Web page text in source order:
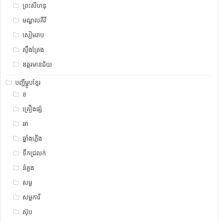
ព្រះសីហនុ
មណ្ឌលគីរី
សៀមរាប
ស្ទឹង​​ត្រែង
ឧត្ដរមានជ័យ
បញ្ជីម្ហូបខ្មែរ
ខ
គ្រឿងផ្សំ
ឆា
ឆ្នាំងភ្លើង
ទឹកជ្រលក់
នំគួង
សម្ល
សម្លការី
ស៊ុប